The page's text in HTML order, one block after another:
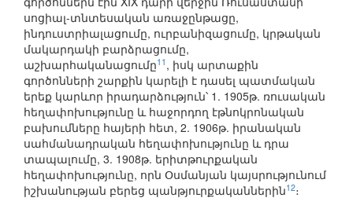
սոցիալ-տնտեսական առաջընթացը,
ինդուստրիալացումը, ուրբանիզացումը, կրթական
մակարդակի բարձրացումը,
աշխարհականացումը11 , իսկ արտաքին
գործոնների շարքին կարելի է դասել պատմական
երեք կարևոր իրադարձություն՝ 1. 1905թ. ռուսական
հեղափոխությունը և հաջորդող էթնոկրոնական
բախումները հայերի հետ, 2. 1906թ. իրանական
սահմանադրական հեղափոխությունը և դրա
տապալումը, 3. 1908թ. երիտթուրքական
հեղափոխությունը, որն Օսմանյան կայսրությունում
իշխանության բերեց պանթյուրքականներին12։